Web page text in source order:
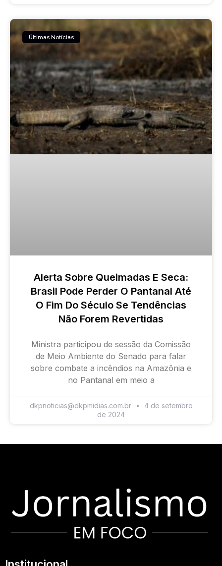
Últimas Notícias
Alerta Sobre Queimadas E Seca:
Brasil Pode Perder O Pantanal Até
O Fim Do Século Se Tendências
Não Forem Revertidas
Ministra participou de sessão da Comissão
de Meio Ambiente do Senado para falar
sobre combate a incêndios na Amazônia e
no Pantanal em meio a
dkpnoticias@dkpmidias.com.br
4 de setembro
de 2024